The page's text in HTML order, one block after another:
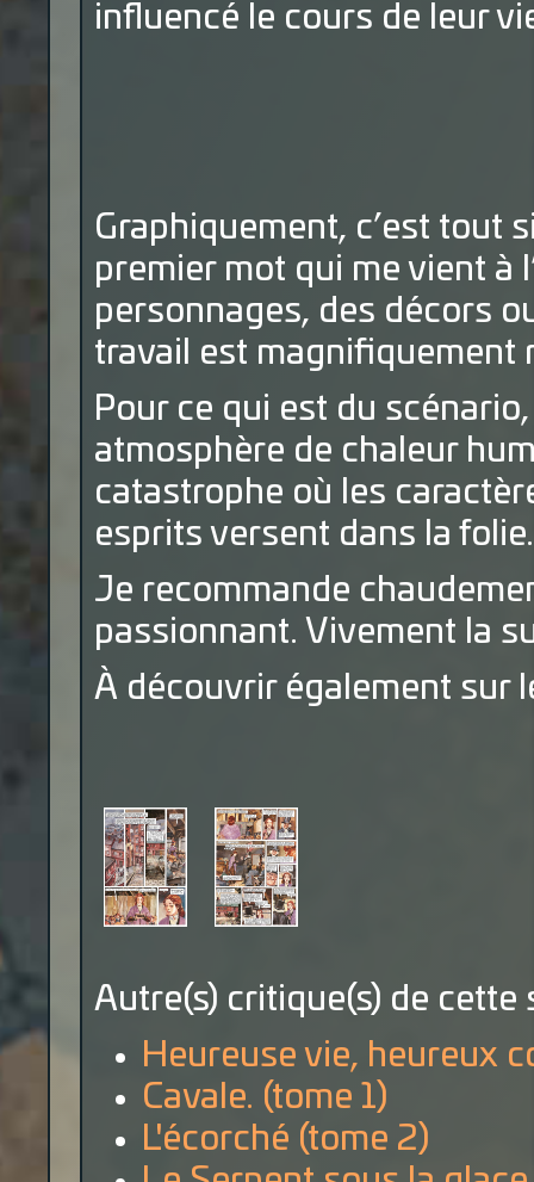
influencé le cours de leur
Graphiquement, c’est tout
premier mot qui me vient à
personnages, des décors
travail est magnifiquement
Pour ce qui est du
atmosphère de chaleur
catastrophe où les
esprits versent dans la folie.
Je recommande
passionnant. Vivement la
À découvrir également sur
Autre(s) critique(s) de cette
Heureuse vie, heureux
Cavale. (tome 1)
L'écorché (tome 2)